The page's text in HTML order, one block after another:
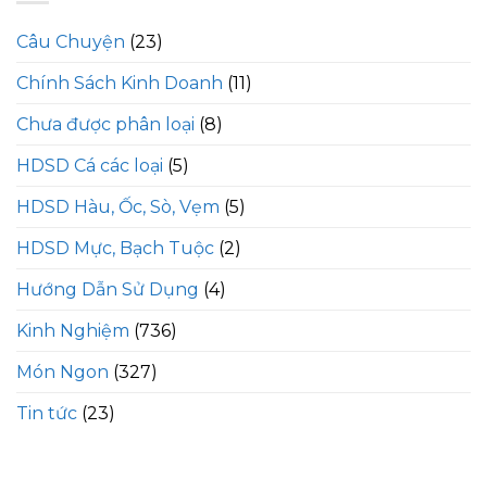
Câu Chuyện (23)
Chính Sách Kinh Doanh (11)
Chưa được phân loại (8)
HDSD Cá các loại (5)
HDSD Hàu, Ốc, Sò, Vẹm (5)
HDSD Mực, Bạch Tuộc (2)
Hướng Dẫn Sử Dụng (4)
Kinh Nghiệm (736)
Món Ngon (327)
Tin tức (23)